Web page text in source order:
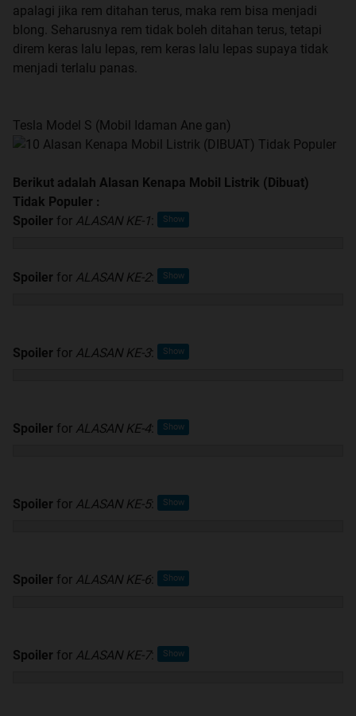
apalagi jika rem ditahan terus, maka rem bisa menjadi
blong. Seharusnya rem tidak boleh ditahan terus, tetapi
direm keras lalu lepas, rem keras lalu lepas supaya tidak
menjadi terlalu panas.
Tesla Model S (Mobil Idaman Ane gan)
Berikut adalah Alasan Kenapa Mobil Listrik (Dibuat)
Tidak Populer :
Spoiler for ALASAN KE-1:
Spoiler for ALASAN KE-2:
Spoiler for ALASAN KE-3:
Spoiler for ALASAN KE-4:
Spoiler for ALASAN KE-5:
Spoiler for ALASAN KE-6:
Spoiler for ALASAN KE-7: